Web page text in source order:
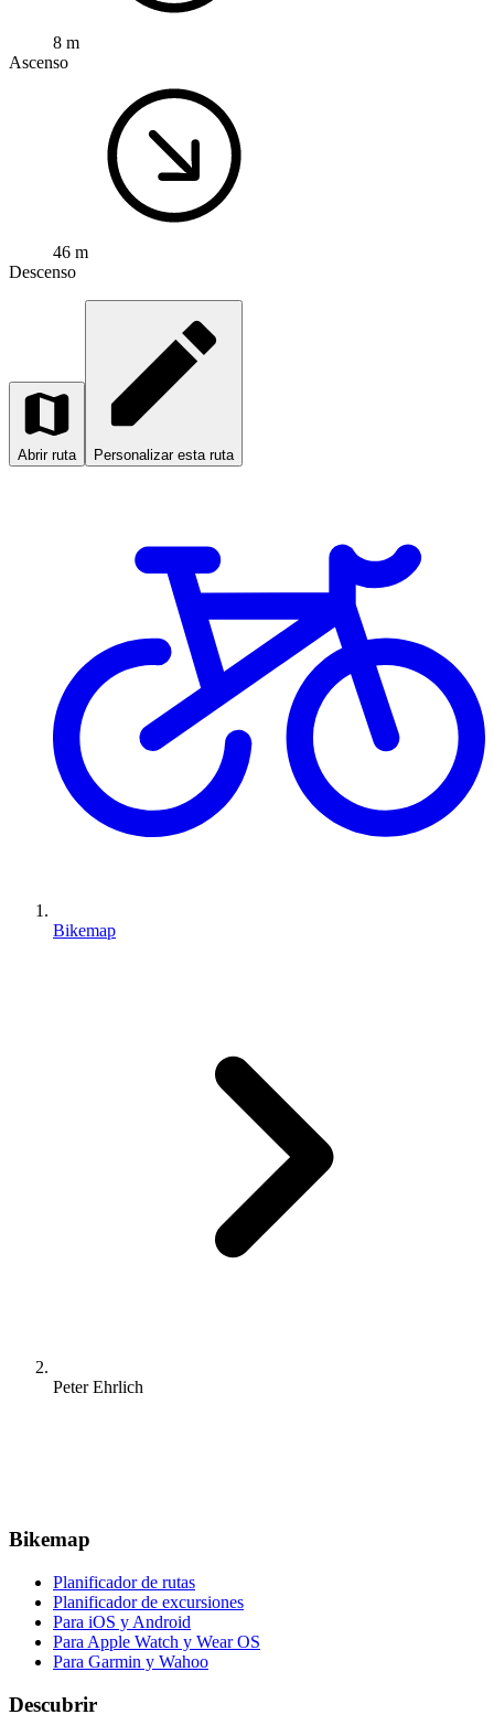
8 m
Ascenso
46 m
Descenso
Abrir ruta Personalizar esta ruta
Bikemap
Peter Ehrlich
Bikemap
Planificador de rutas
Planificador de excursiones
Para iOS y Android
Para Apple Watch y Wear OS
Para Garmin y Wahoo
Descubrir